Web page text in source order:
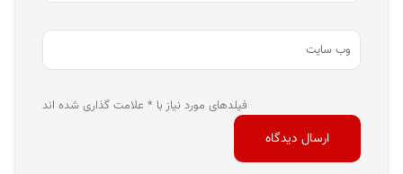
فیلدهای مورد نیاز با * علامت گذاری شده اند